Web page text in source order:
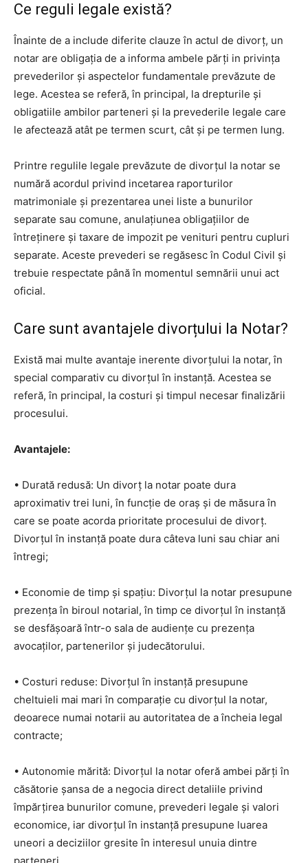
Ce reguli legale există?
Înainte de a include diferite clauze în actul de divorț, un
notar are obligația de a informa ambele părți in privința
prevederilor și aspectelor fundamentale prevăzute de
lege. Acestea se referă, în principal, la drepturile și
obligatiile ambilor parteneri și la prevederile legale care
le afectează atât pe termen scurt, cât și pe termen lung.
Printre regulile legale prevăzute de divorțul la notar se
numără acordul privind incetarea raporturilor
matrimoniale și prezentarea unei liste a bunurilor
separate sau comune, anulațiunea obligațiilor de
întreținere și taxare de impozit pe venituri pentru cupluri
separate. Aceste prevederi se regăsesc în Codul Civil și
trebuie respectate până în momentul semnării unui act
oficial.
Care sunt avantajele divorțului la Notar?
Există mai multe avantaje inerente divorțului la notar, în
special comparativ cu divorțul în instanță. Acestea se
referă, în principal, la costuri și timpul necesar finalizării
procesului.
Avantajele:
• Durată redusă: Un divorț la notar poate dura
aproximativ trei luni, în funcție de oraș și de măsura în
care se poate acorda prioritate procesului de divorț.
Divorțul în instanță poate dura câteva luni sau chiar ani
întregi;
• Economie de timp și spațiu: Divorțul la notar presupune
prezența în biroul notarial, în timp ce divorțul în instanță
se desfășoară într-o sala de audiențe cu prezența
avocaților, partenerilor și judecătorului.
• Costuri reduse: Divorțul în instanță presupune
cheltuieli mai mari în comparație cu divorțul la notar,
deoarece numai notarii au autoritatea de a încheia legal
contracte;
• Autonomie mărită: Divorțul la notar oferă ambei părți în
căsătorie șansa de a negocia direct detaliile privind
împărțirea bunurilor comune, prevederi legale și valori
economice, iar divorțul în instanță presupune luarea
uneori a deciziilor gresite în interesul unuia dintre